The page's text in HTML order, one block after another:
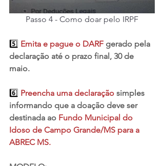
Passo 4 - Como doar pelo IRPF
5️⃣ Emita e pague o DARF gerado pela
declaração até o prazo final, 30 de
maio.
6️⃣ Preencha uma declaração simples
informando que a doação deve ser
destinada ao Fundo Municipal do
Idoso de Campo Grande/MS para a
ABREC MS.